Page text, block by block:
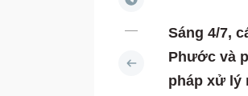
Sáng 4/7,
Phước và
pháp xử lý